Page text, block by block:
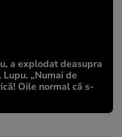
a explodat deasupra
„Numai de
Oile normal că s-